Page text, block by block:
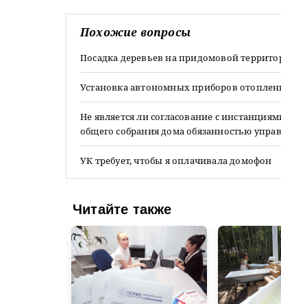
Похожие вопросы
Посадка деревьев на придомовой
Установка автономных приборов
Не является ли согласование с
общего собрания дома обязанностью
УК требует, чтобы я оплачивала домофон
Читайте также